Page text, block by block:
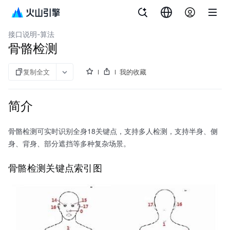
智能美化特效
接口说明-算法
骨骼检测
复制全文 我的收藏
简介
骨骼检测可实时识别全身18关键点，支持多人检测，支持半身、侧
身、背身、部分遮挡等多种复杂场景。
骨骼检测关键点索引图